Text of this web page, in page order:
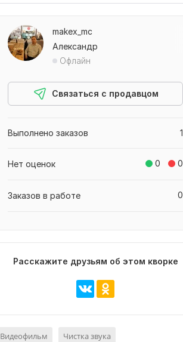
makex_mc
Александр
Офлайн
Связаться с продавцом
1
Выполнено заказов
0 0
Нет оценок
0
Заказов в работе
Расскажите друзьям об этом кворке
Видеофильм Чистка звука